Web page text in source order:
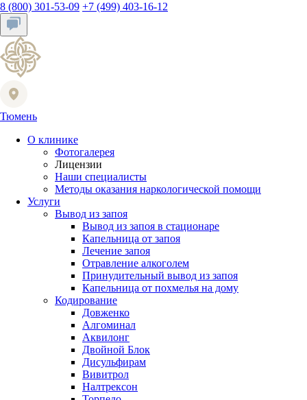
8 (800) 301-53-09 +7 (499) 403-16-12
Тюмень
О клинике
Фотогалерея
Лицензии
Наши специалисты
Методы оказания наркологической помощи
Услуги
Вывод из запоя
Вывод из запоя в стационаре
Капельница от запоя
Лечение запоя
Отравление алкоголем
Принудительный вывод из запоя
Капельница от похмелья на дому
Кодирование
Довженко
Алгоминал
Аквилонг
Двойной Блок
Дисульфирам
Вивитрол
Налтрексон